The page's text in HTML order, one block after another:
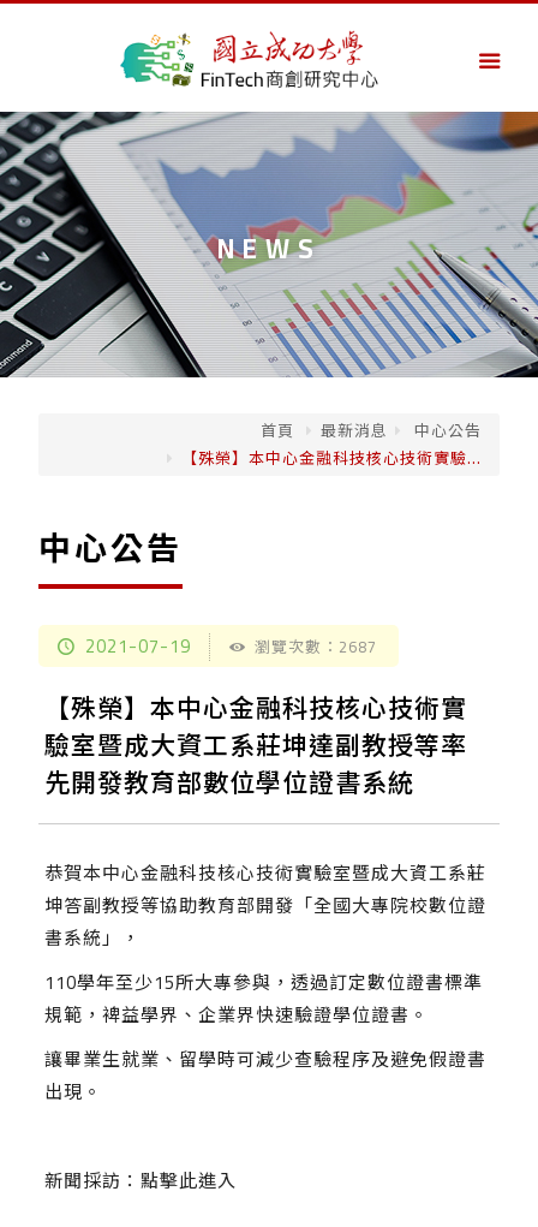
NEWS
首頁 最新消息
中心公告
【殊榮】本中心金融科技核心技術實驗...
中心公告
2021-07-19 瀏覽次數：2687
【殊榮】本中心金融科技核心技術實
驗室暨成大資工系莊坤達副教授等率
先開發教育部數位學位證書系統
恭賀本中心金融科技核心技術實驗室暨成大資工系莊
坤答副教授等協助教育部開發「全國大專院校數位證
書系統」，
110學年至少15所大專參與，透過訂定數位證書標準
規範，裨益學界、企業界快速驗證學位證書。
讓畢業生就業、留學時可減少查驗程序及避免假證書
出現。
新聞採訪：點擊此進入